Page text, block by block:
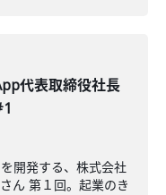
代表取締役社長
開発する、株式会社
ん 第１回。起業のき